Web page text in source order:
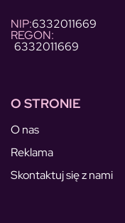
NIP:6332011669
REGON:
6332011669
O STRONIE
O nas
Reklama
Skontaktuj się z nami